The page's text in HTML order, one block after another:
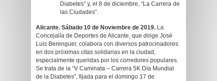
Diabetes” y, el 8 de diciembre, “La Carrera de
las Ciudades”.
Alicante. Sábado 10 de Noviembre de 2019. La
Concejalía de Deportes de Alicante, que dirige José
Luis Berenguer, colabora con diversos patrocinadores
en dos próximas citas solidarias en la ciudad,
especialmente queridas por los corredores populares.
Se trata de la “V Caminata – Carrera 5K Día Mundial
de la Diabetes”, fijada para el domingo 17 de